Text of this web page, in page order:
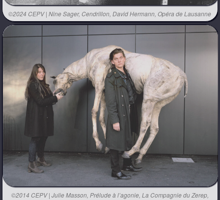
©2024 CEPV | Nine Sager, Cendrillon, David Hermann, Opéra de Lausanne
©2014 CEPV | Julie Masson, Prélude à l’agonie, La Compagnie du Zerep,